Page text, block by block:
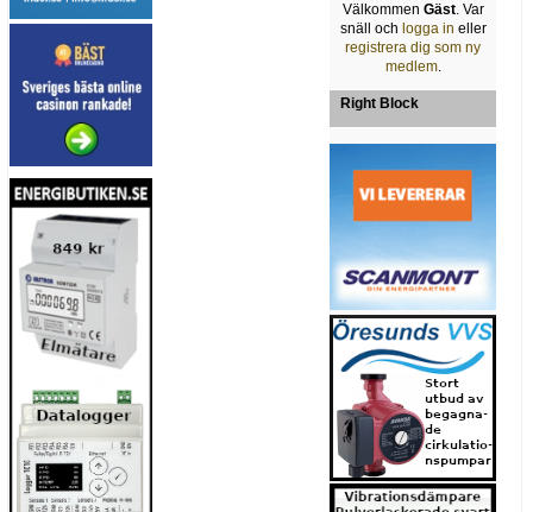
Välkommen Gäst. Var
snäll och logga in eller
registrera dig som ny
medlem.
Right Block